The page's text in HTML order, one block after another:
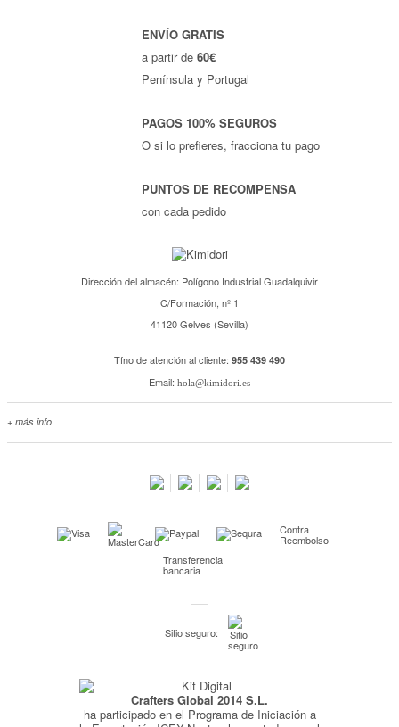
ENVÍO GRATIS
a partir de60€
Península y Portugal
PAGOS 100% SEGUROS
O si lo prefieres, fracciona tu pago
PUNTOS DE RECOMPENSA
con cada pedido
Dirección del almacén: Polígono Industrial Guadalquivir
C/Formación, nº 1
41120 Gelves (Sevilla)
Tfno de atención al cliente: 955 439 490
Email: hola@kimidori.es
+ más info
Kimidori PRINT, nuestro servicio de impresión de fotos
Pago seguro y financiación
Condiciones generales de Compra
Contra
Reembolso
Transferencia
bancaria
Sitio seguro:
Crafters Global 2014 S.L.
ha participado en el Programa de Iniciación a